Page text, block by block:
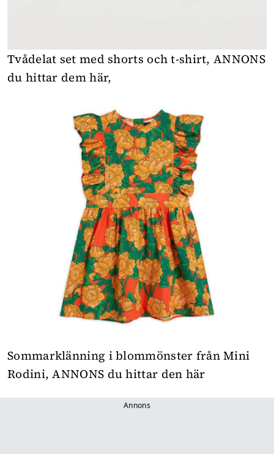
Tvådelat set med shorts och t-shirt,ANNONS
du hittar dem här,
Sommarklänning i blommönster från Mini
Rodini,ANNONS du hittar den här
Annons